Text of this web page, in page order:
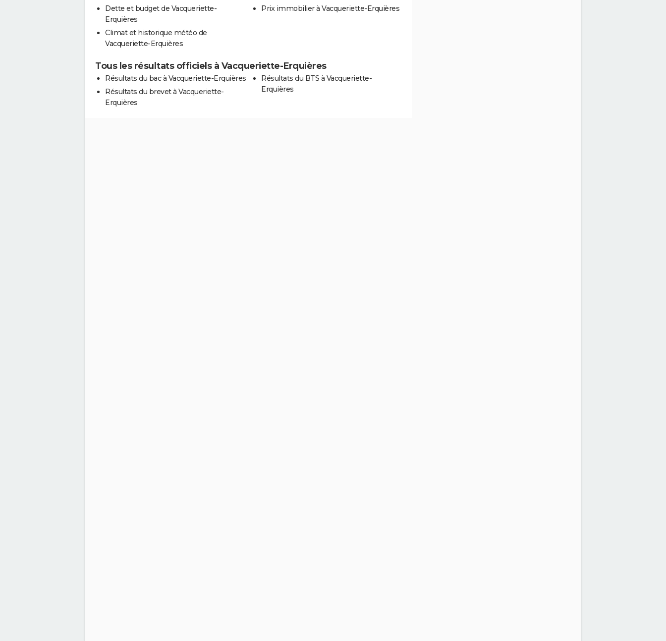
Dette et budget de Vacqueriette-
Erquières
Climat et historique météo de
Vacqueriette-Erquières
Prix immobilier à Vacqueriette-Erquières
Tous les résultats officiels à Vacqueriette-Erquières
Résultats du bac à Vacqueriette-Erquières
Résultats du brevet à Vacqueriette-
Erquières
Résultats du BTS à Vacqueriette-
Erquières